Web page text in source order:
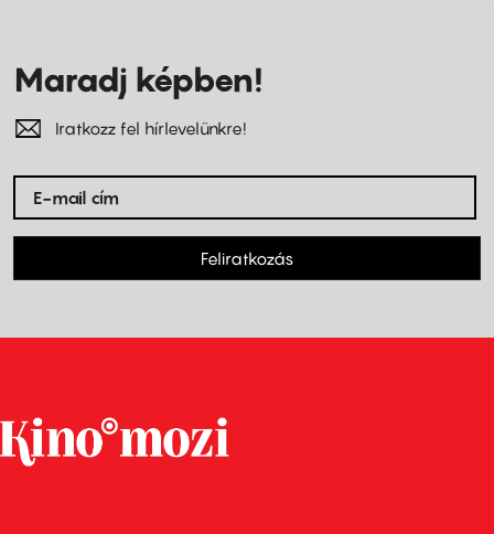
Maradj képben!
Iratkozz fel hírlevelünkre!
Feliratkozás